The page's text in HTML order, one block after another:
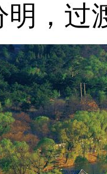
，过